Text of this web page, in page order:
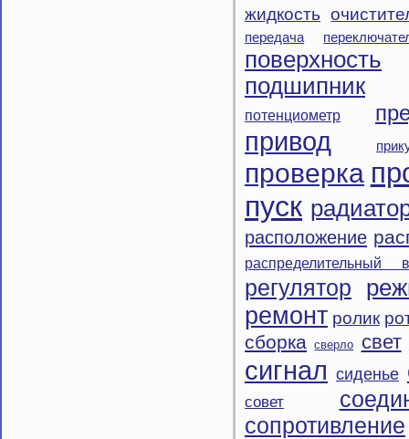
жидкость
передача
поверхность
подшипник
потенциометр
привод
проверка
пуск
расположение
распределительный
регулятор
ремонт ролик
сборка сверло свет
сигнал сиденье
совет
сопротивление